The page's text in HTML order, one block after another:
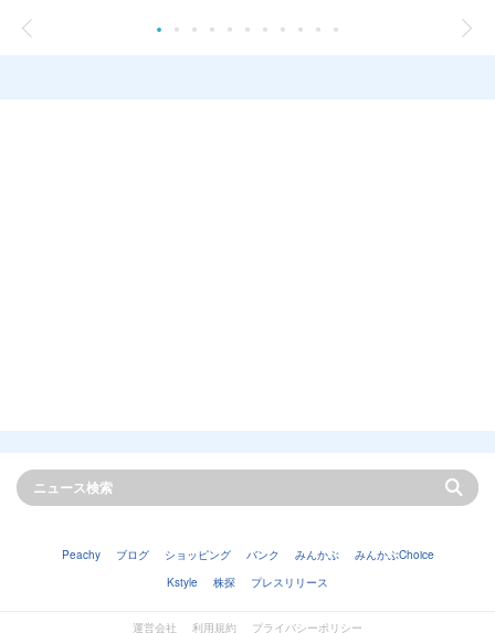
Peachy ブログ ショッピング バンク みんかぶ
みんかぶChoice
Kstyle
株探 プレスリリース
運営会社 利用規約 プライバシーポリシー